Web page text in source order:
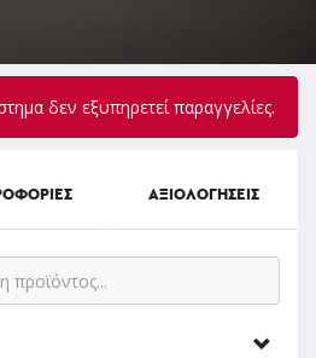
δεν εξυπηρετεί παραγγελίες.
ΑΞΙΟΛΟΓΗΣΕΙΣ